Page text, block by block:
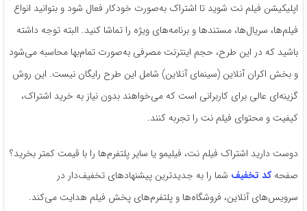
اپلیکیشن فیلم نت شوید تا اشتراک به‌صورت خودکار فعال شود و بتوانید انواع
فیلم‌ها، سریال‌ها، مستندها و برنامه‌های ویژه را تماشا کنید. البته توجه داشته
باشید که در این طرح، حجم اینترنت مصرفی به‌صورت تمام‌بها محاسبه می‌شود
و بخش اکران آنلاین (سینمای آنلاین) شامل این طرح رایگان نیست. این روش
گزینه‌ای عالی برای کاربرانی است که می‌خواهند بدون نیاز به خرید اشتراک،
کیفیت و محتوای فیلم نت را تجربه کنند.
دوست دارید اشتراک فیلم نت، فیلیمو یا سایر پلتفرم‌ها را با قیمت کمتر بخرید؟
صفحهکد تخفیف شما را به جدیدترین پیشنهادهای تخفیف‌دار در
سرویس‌های آنلاین، فروشگاه‌ها و پلتفرم‌های پخش فیلم هدایت می‌کند.